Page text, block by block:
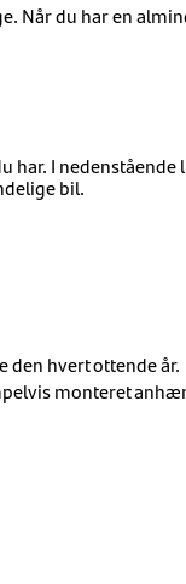
Når du har en
har. I nedenstående
bil.
den hvert ottende år.
monteret